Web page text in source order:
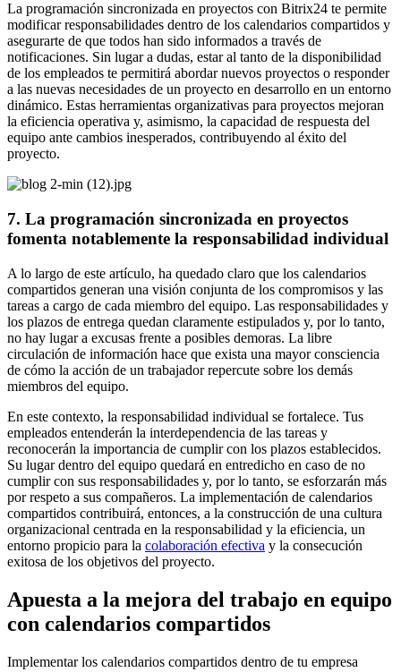
La programación sincronizada en proyectos con Bitrix24 te permite
modificar responsabilidades dentro de los calendarios compartidos y
asegurarte de que todos han sido informados a través de
notificaciones. Sin lugar a dudas, estar al tanto de la disponibilidad
de los empleados te permitirá abordar nuevos proyectos o responder
a las nuevas necesidades de un proyecto en desarrollo en un entorno
dinámico. Estas herramientas organizativas para proyectos mejoran
la eficiencia operativa y, asimismo, la capacidad de respuesta del
equipo ante cambios inesperados, contribuyendo al éxito del
proyecto.
7. La programación sincronizada en proyectos
fomenta notablemente la responsabilidad individual
A lo largo de este artículo, ha quedado claro que los calendarios
compartidos generan una visión conjunta de los compromisos y las
tareas a cargo de cada miembro del equipo. Las responsabilidades y
los plazos de entrega quedan claramente estipulados y, por lo tanto,
no hay lugar a excusas frente a posibles demoras. La libre
circulación de información hace que exista una mayor consciencia
de cómo la acción de un trabajador repercute sobre los demás
miembros del equipo.
En este contexto, la responsabilidad individual se fortalece. Tus
empleados entenderán la interdependencia de las tareas y
reconocerán la importancia de cumplir con los plazos establecidos.
Su lugar dentro del equipo quedará en entredicho en caso de no
cumplir con sus responsabilidades y, por lo tanto, se esforzarán más
por respeto a sus compañeros. La implementación de calendarios
compartidos contribuirá, entonces, a la construcción de una cultura
organizacional centrada en la responsabilidad y la eficiencia, un
entorno propicio para la colaboración efectiva y la consecución
exitosa de los objetivos del proyecto.
Apuesta a la mejora del trabajo en equipo
con calendarios compartidos
Implementar los calendarios compartidos dentro de tu empresa